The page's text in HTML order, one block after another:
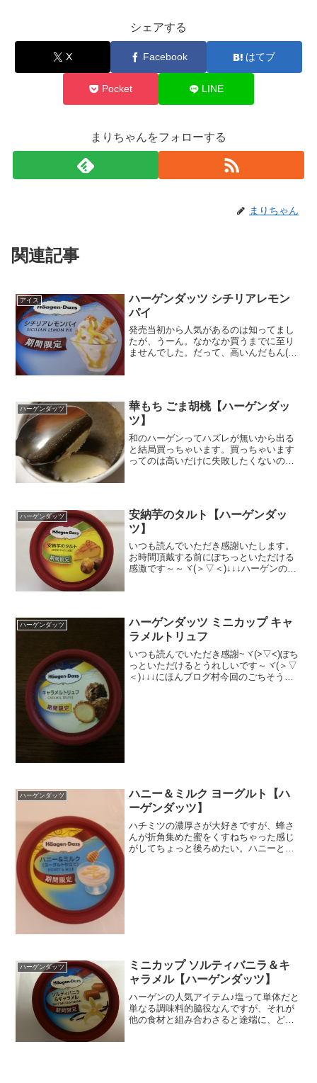
シェアする
X Facebook はてブ
Pocket LINE
まりちゃんをフォローする
まりちゃん
関連記事
アイス
ハーゲンダッツ シチリアレモン
パイ
発売当初から人気があるのは知ってまし
たが、うーん。なかなか買うまでに至り
ませんでした。だって、高いんだもん(笑)
抹茶のやつかってから...
ハーゲンダッツ
華もち ごま胡桃【ハーゲンダッ
ツ】
和のハーゲンってハズレが無いから出る
と結局買っちゃいます。買っちゃいます
ってのは高いだけに失敗したくないの
乳脂肪分たっぷり。和スイー...
ハーゲンダッツ
安納芋のタルト【ハーゲンダッ
ツ】
いつも読んでいただき感謝いたします。
お時間頂戴する前にぽちっといただける
感激です～～ヾ(＞▽＜)↓↓↓ハーゲンの安
ハーゲンダッツ
ハーゲンダッツ ミニカップ キャ
ラメルトリュフ
いつも読んでいただき感謝~ヾ(>▽<)ぽち
っといただけるとうれしいです～ヾ(＞▽
＜)↓↓↓にほんブログ村今回のごちそうは
ハーゲンダッツ
ハニー＆ミルク ヨーグルト【ハ
ーゲンダッツ】
ハチミツの濃厚さが大好きですが、蜂さ
んが折角集めた蜜をくすねちゃった感じ
がしてちょっと後ろめたい。ハニーとミ
ハーゲンダッツ
ミニカップ ソルティバニラ＆キ
ャラメル【ハーゲンダッツ】
ハーゲンの人気アイテム♪塩って単体だと
単なる調味料的脇役なんですが、それが
他の食材と組み合わさると途端に、どん